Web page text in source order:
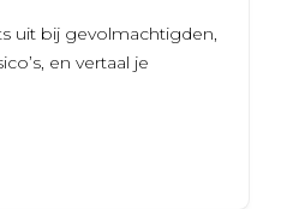
uit bij gevolmachtigden,
en vertaal je